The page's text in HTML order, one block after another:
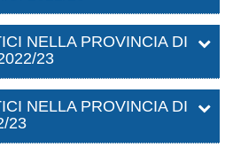
NELLA PROVINCIA DI
23
NELLA PROVINCIA DI
23